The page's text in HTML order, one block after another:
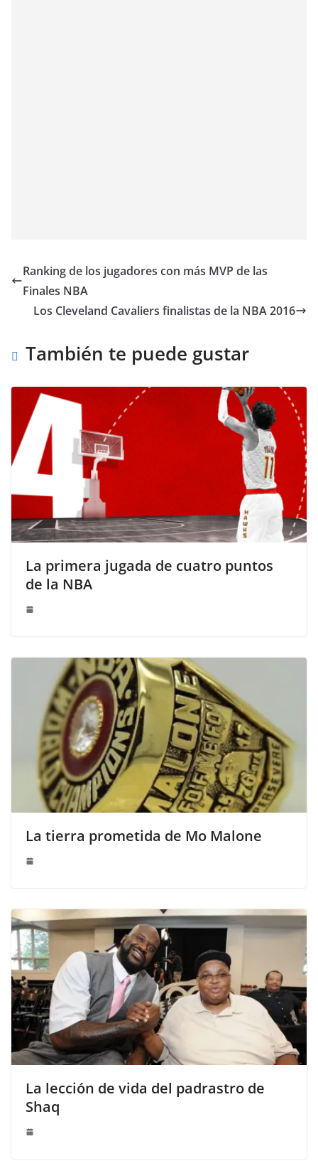
Ranking de los jugadores con más MVP de las
Finales NBA
Los Cleveland Cavaliers finalistas de la NBA 2016
También te puede gustar
La primera jugada de cuatro puntos
de la NBA
La tierra prometida de Mo Malone
La lección de vida del padrastro de
Shaq